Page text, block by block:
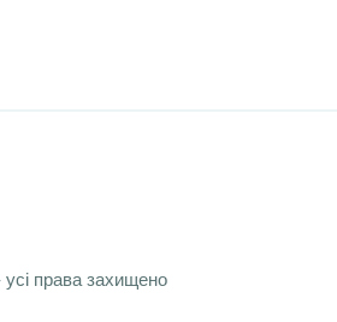
права захищено